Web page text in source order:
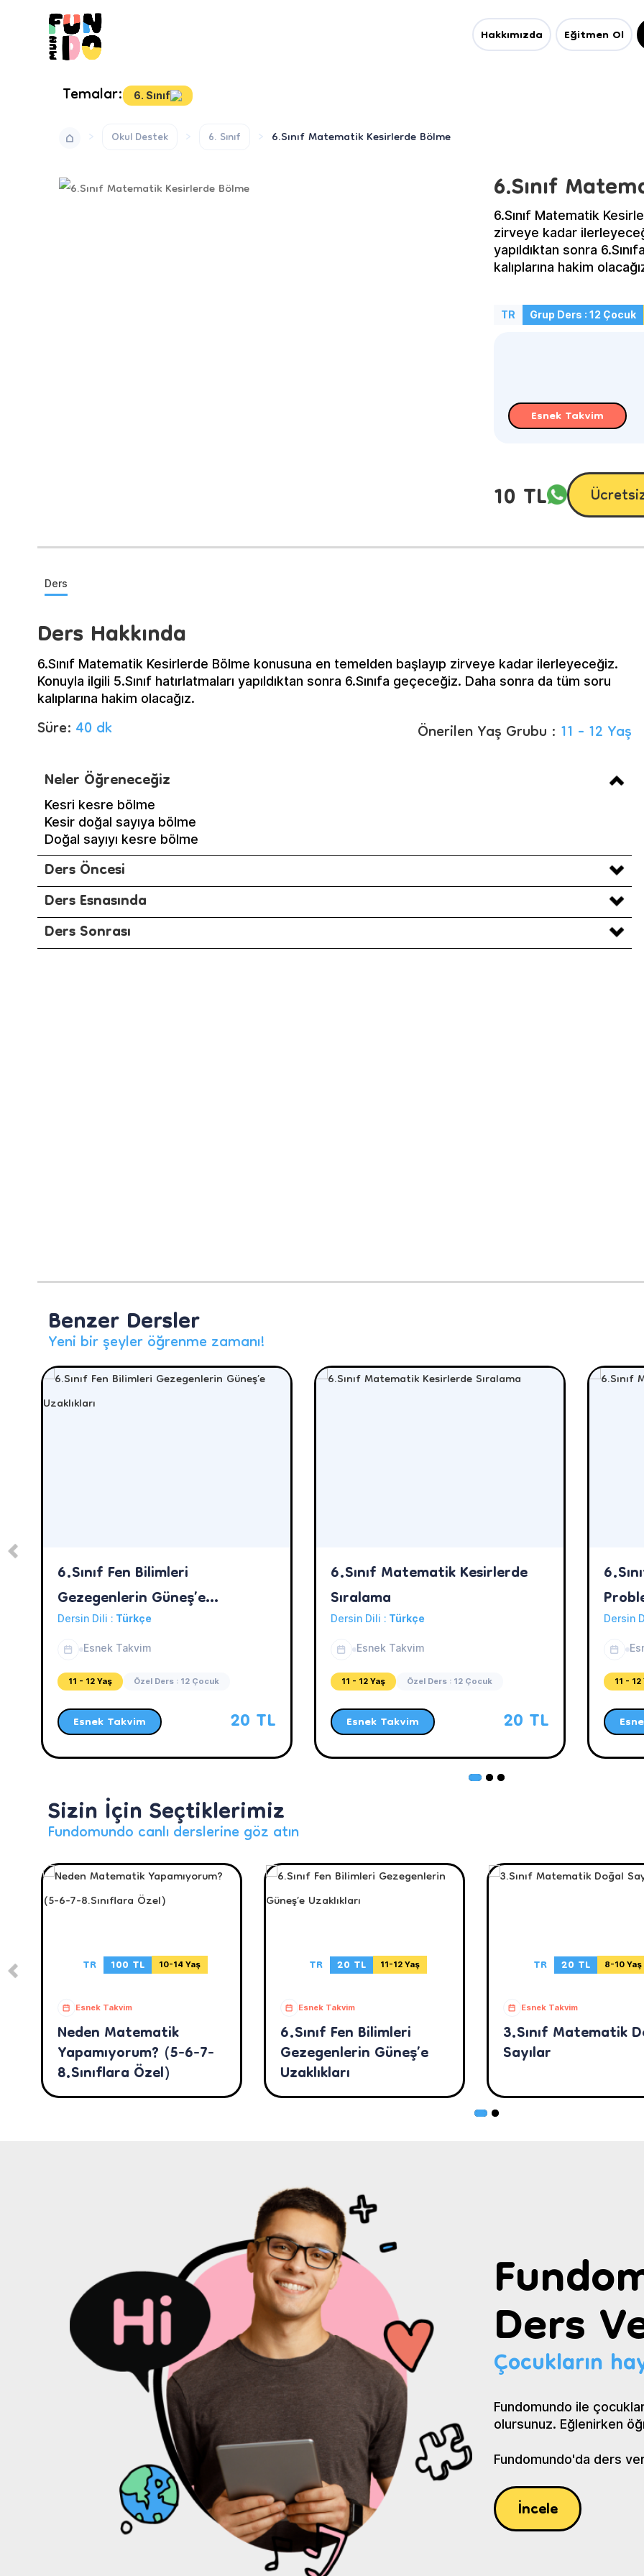
Hakkımızda Eğitmen Ol
Temalar: 6. Sınıf
Okul Destek
6. Sınıf 6.Sınıf Matematik Kesirlerde Bölme
6.Sınıf
6.Sınıf Matematik
zirveye kadar
yapıldıktan sonra
kalıplarına hakim
TR Grup Ders : 12 Çocuk
Esnek Takvim
10 TL
Ders
Ders Hakkında
6.Sınıf Matematik Kesirlerde Bölme konusuna en temelden başlayıp zirveye kadar ilerleyeceğiz.
Konuyla ilgili 5.Sınıf hatırlatmaları yapıldıktan sonra 6.Sınıfa geçeceğiz. Daha sonra da tüm soru
kalıplarına hakim olacağız.
Süre:40 dk Önerilen Yaş Grubu :11 - 12 Yaş
Neler Öğreneceğiz
Kesri kesre bölme
Kesir doğal sayıya bölme
Doğal sayıyı kesre bölme
Ders Öncesi
Ders Esnasında
Ders Sonrası
Benzer Dersler
Yeni bir şeyler öğrenme zamanı!
6.Sınıf Fen Bilimleri
Gezegenlerin Güneş’e
Uzaklıkları
Dersin Dili : Türkçe
Esnek Takvim
11 - 12 Yaş Özel Ders : 12 Çocuk
Esnek Takvim 20 TL
6.Sınıf Matematik Kesirlerde
Sıralama
Dersin Dili : Türkçe
Esnek Takvim
11 - 12 Yaş Özel Ders : 12 Çocuk
Esnek Takvim 20 TL
Dersin
11 - 12
Sizin İçin Seçtiklerimiz
Fundomundo canlı derslerine göz atın
TR 100 TL 10-14 Yaş
Esnek Takvim
Neden Matematik
Yapamıyorum? (5-6-7-
8.Sınıflara Özel)
TR 20 TL 11-12 Yaş
Esnek Takvim
6.Sınıf Fen Bilimleri
Gezegenlerin Güneş’e
Uzaklıkları
TR 20 TL 8-10 Yaş
Esnek Takvim
3.Sınıf Matematik
Sayılar
Ders
Çocukların
Fundomundo ile
olursunuz. Eğlenirken
Fundomundo'da ders
İncele